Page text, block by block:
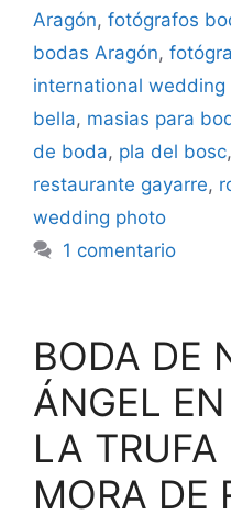
Aragón, fotógrafos
bodas Aragón,
international wedding
bella, masias para
de boda, pla del bosc,
restaurante gayarre,
wedding photo
1 comentario
BODA DE
ÁNGEL
LA TRUFA
MORA DE